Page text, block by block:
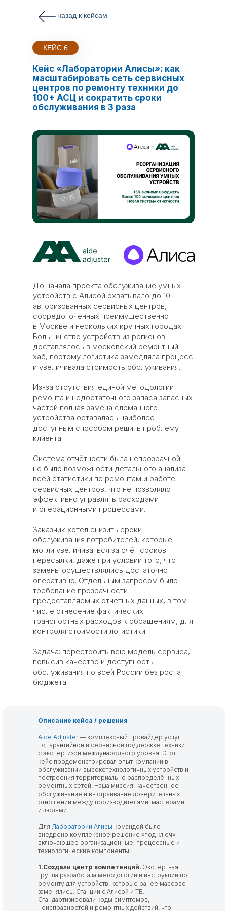
назад к кейсам
Кейс «Лаборатории Алисы»: как
масштабировать сеть сервисных
центров по ремонту техники до
100+ АСЦ и сократить сроки
обслуживания в 3 раза
До начала проекта обслуживание умных
устройств с Алисой охватывало до 10
авторизованных сервисных центров,
сосредоточенных преимущественно
в Москве и нескольких крупных городах.
Большинство устройств из регионов
доставлялось в московский ремонтный
хаб, поэтому логистика замедляла процесс
и увеличивала стоимость обслуживания.
Из-за отсутствия единой методологии
ремонта и недостаточного запаса запасных
частей полная замена сломанного
устройства оставалась наиболее
доступным способом решить проблему
клиента.
Система отчётности была непрозрачной:
не было возможности детального анализа
всей статистики по ремонтам и работе
сервисных центров, что не позволяло
эффективно управлять расходами
и операционными процессами.
Заказчик хотел снизить сроки
обслуживания потребителей, которые
могли увеличиваться за счёт сроков
пересылки, даже при условии того, что
замены осуществлялись достаточно
оперативно. Отдельным запросом было
требование прозрачности
предоставляемых отчётных данных, в том
числе отнесение фактических
транспортных расходов к обращениям, для
контроля стоимости логистики.
Задача: перестроить всю модель сервиса,
повысив качество и доступность
обслуживания по всей России без роста
бюджета.
КЕЙС 6
Описание кейса / решения
Aide Adjuster— комплексный провайдер услуг
по гарантийной и сервисной поддержке техники
с экспертизой международного уровня. Этот
кейс продемонстрировал опыт компании в
обслуживании высокотехнологичных устройств и
построения территориально распределённых
ремонтных сетей. Наша миссия: качественное
обслуживание и выстраивание доверительных
отношений между производителями, мастерами
и людьми.
Для Лаборатории Алисы командой было
внедрено комплексное решение «под ключ»,
включающее организационные, процессные и
технологические компоненты:
1.Создали центр компетенций. Экспертная
группа разработала методологии и инструкции по
ремонту для устройств, которые ранее массово
заменялись: Станции с Алисой и ТВ.
Стандартизировали коды симптомов,
неисправностей и ремонтных действий, что